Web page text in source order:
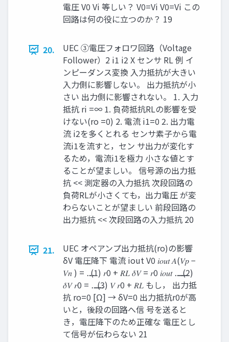
電圧 V0 Vi 等しい？ V0=Vi V0=Vi この
回路は何の役に立つのか？ 19
20.
UEC ③電圧フォロワ回路（Voltage
Follower）2 i1 i2 X センサ RL 例 イ
ンピーダンス変換 入力抵抗が大きい
入力側に影響しない。 出力抵抗が小
さい 出力側に影響されない。 1. 入力
抵抗 ri =∞ 1. 負荷抵抗RLの影響を受
けない(ro =0) 2. 電流 i1=0 2. 出力電
流 i2を多くとれる センサ素子から電
流i1を流すと，セン サ出力が変化す
るため，電流i1を極力 小さな値とす
ることが望ましい。 信号源の出力抵
抗 << 測定器の入力抵抗 次段回路の
負荷RLが小さくても，出力電圧 が変
わらないことが望ましい 前段回路の
出力抵抗 << 次段回路の入力抵抗 20
21.
UEC オペアンプ出力抵抗(ro)の影響
δV 電圧降下 電流 iout V0 𝑖𝑜𝑢𝑡 𝐴(𝑉𝑝 −
𝑉𝑛 ) = ⋯ ⋯ (1) 𝑟0 + 𝑅𝐿 𝛿𝑉 = 𝑟0 𝑖𝑜𝑢𝑡 ⋯ ⋯ ⋯ ⋯ (2)
𝛿𝑉 𝑟0 = ⋯ ⋯ ⋯ (3) 𝑉 𝑟0 + 𝑅𝐿 もし， 出力抵
抗 ro=0 [Ω] → δV=0 出力抵抗r0が高
いと，後段の回路へ信 号を送ると
き，電圧降下のため正確な 電圧とし
て信号が伝わらない 21